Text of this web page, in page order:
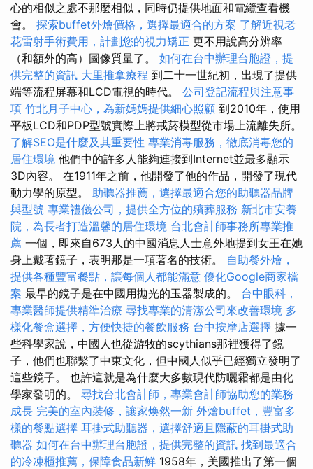
心的相似之處不那麼相似，同時仍提供地面和電纜查看機
會。 探索buffet外燴價格，選擇最適合的方案 了解近視老
花雷射手術費用，計劃您的視力矯正 更不用說高分辨率
（和額外的高）圖像質量了。 如何在台中辦理台胞證，提
供完整的資訊 大里推拿療程 到二十一世紀初，出現了提供
端等流程屏幕和LCD電視的時代。 公司登記流程與注意事
項 竹北月子中心，為新媽媽提供細心照顧 到2010年，使用
平板LCD和PDP型號實際上將戒菸模型從市場上流離失所。
了解SEO是什麼及其重要性 專業消毒服務，徹底消毒您的
居住環境 他們中的許多人能夠連接到Internet並最多顯示
3D內容。 在1911年之前，他開發了他的作品，開發了現代
動力學的原型。 助聽器推薦，選擇最適合您的助聽器品牌
與型號 專業禮儀公司，提供全方位的殯葬服務 新北市安養
院，為長者打造溫馨的居住環境 台北會計師事務所專業推
薦 一個，即來自673人的中國消息人士意外地提到女王在她
身上戴著鏡子，表明那是一項著名的技術。 自助餐外燴，
提供各種豐富餐點，讓每個人都能滿意 優化Google商家檔
案 最早的鏡子是在中國用拋光的玉器製成的。 台中眼科，
專業醫師提供精準治療 尋找專業的清潔公司來改善環境 多
樣化餐盒選擇，方便快捷的餐飲服務 台中按摩店選擇 據一
些科學家說，中國人也從游牧的scythians那裡獲得了鏡
子，他們也聯繫了中東文化，但中國人似乎已經獨立發明了
這些鏡子。 也許這就是為什麼大多數現代防曬霜都是由化
學家發明的。 尋找台北會計師，專業會計師協助您的業務
成長 完美的室內裝修，讓家焕然一新 外燴buffet，豐富多
樣的餐點選擇 耳掛式助聽器，選擇舒適且隱蔽的耳掛式助
聽器 如何在台中辦理台胞證，提供完整的資訊 找到最適合
的冷凍櫃推薦，保障食品新鮮 1958年，美國推出了第一個